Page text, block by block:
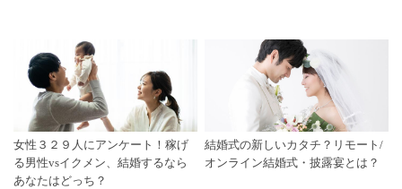
女性３２９人にアンケート！稼げ
る男性vsイクメン、結婚するなら
あなたはどっち？
結婚式の新しいカタチ？リモート/
オンライン結婚式・披露宴とは？